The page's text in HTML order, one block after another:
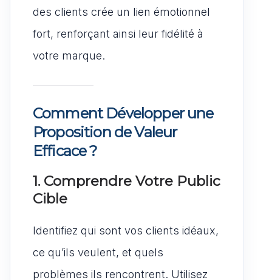
des clients crée un lien émotionnel
fort, renforçant ainsi leur fidélité à
votre marque.
Comment Développer une
Proposition de Valeur
Efficace ?
1. Comprendre Votre Public
Cible
Identifiez qui sont vos clients idéaux,
ce qu’ils veulent, et quels
problèmes ils rencontrent. Utilisez